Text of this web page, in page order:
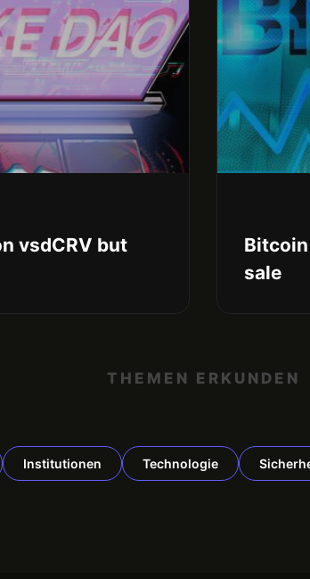
vsdCRV but
sale
THEMEN ERKUNDEN
Institutionen Technologie